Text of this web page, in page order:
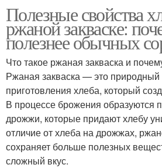
Полезные свойства
ржаной закваске:
полезнее обычных
Что такое ржаная закваска и
Ржаная закваска — это природный
приготовления хлеба, который
В процессе брожения образуются
дрожжи, которые придают хлебу
отличие от хлеба на дрожжах,
сохраняет больше полезных
сложный вкус.